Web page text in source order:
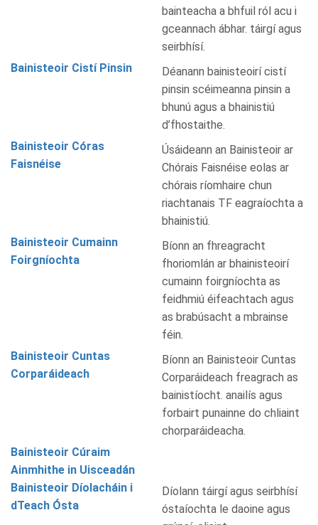
bainteacha a bhfuil ról acu i
gceannach ábhar. táirgí agus
seirbhísí.
Bainisteoir Cistí Pinsin
Déanann bainisteoirí cistí
pinsin scéimeanna pinsin a
bhunú agus a bhainistiú
d’fhostaithe.
Bainisteoir Córas
Faisnéise
Úsáideann an Bainisteoir ar
Chórais Faisnéise eolas ar
chórais ríomhaire chun
riachtanais TF eagraíochta a
bhainistiú.
Bainisteoir Cumainn
Foirgníochta
Bíonn an fhreagracht
fhoriomlán ar bhainisteoirí
cumainn foirgníochta as
feidhmiú éifeachtach agus
as brabúsacht a mbrainse
féin.
Bainisteoir Cuntas
Corparáideach
Bíonn an Bainisteoir Cuntas
Corparáideach freagrach as
bainistíocht. anailís agus
forbairt punainne do chliaint
chorparáideacha.
Bainisteoir Cúraim
Ainmhithe in Uisceadán
Bainisteoir Díolacháin i
dTeach Ósta
Díolann táirgí agus seirbhísí
óstaíochta le daoine agus